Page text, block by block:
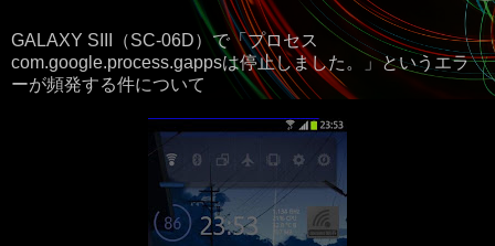
GALAXY SIII（SC-06D）で「プロセス
com.google.process.gappsは停止しました。」というエラ
ーが頻発する件について